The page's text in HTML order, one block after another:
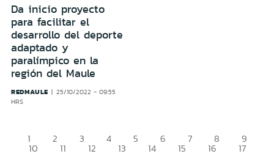
Da inicio proyecto
para facilitar el
desarrollo del deporte
adaptado y
paralímpico en la
región del Maule
REDMAULE
25/10/2022 - 09:55
HRS
1 2 3 4 5 6 7 8 9
10 11 12 13 14 15 16 17